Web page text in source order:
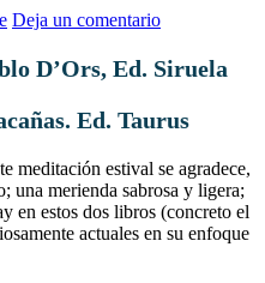
Deja un comentario
D’Ors, Ed. Siruela
Ed. Taurus
meditación estival se agradece,
una merienda sabrosa y ligera;
en estos dos libros (concreto el
actuales en su enfoque